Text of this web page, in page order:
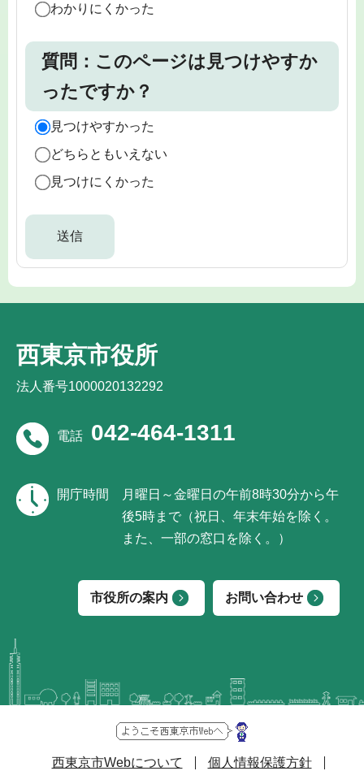
わかりにくかった
質問：このページは見つけやすか
ったですか？
見つけやすかった
どちらともいえない
見つけにくかった
西東京市役所
法人番号1000020132292
電話 042-464-1311
開庁時間
月曜日～金曜日の午前8時30分から午
後5時まで（祝日、年末年始を除く。
また、一部の窓口を除く。）
市役所の案内 お問い合わせ
西東京市Webについて 個人情報保護方針